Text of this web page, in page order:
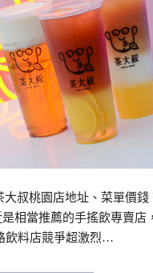
大叔桃園店地址、菜單價錢
相當推薦的手搖飲專賣店
飲料店競爭超激烈…